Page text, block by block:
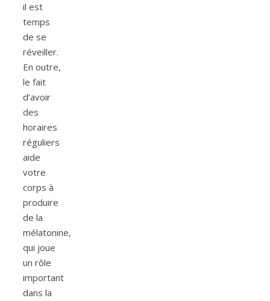
il est
temps
de se
réveiller.
En outre,
le fait
d’avoir
des
horaires
réguliers
aide
votre
corps à
produire
de la
mélatonine,
qui joue
un rôle
important
dans la